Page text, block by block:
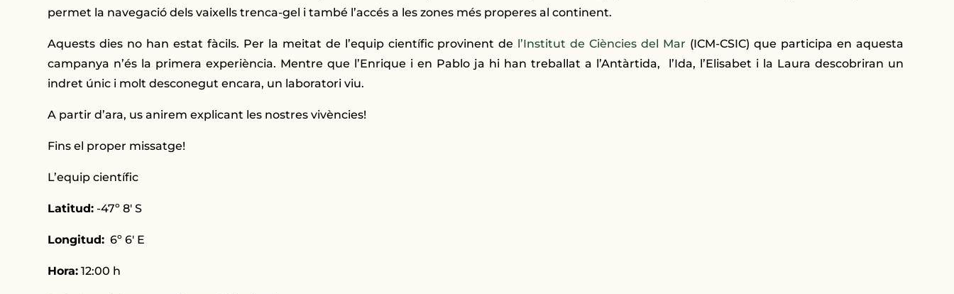
permet la navegació dels vaixells trenca-gel i també l’accés a les zones més properes al continent.
Aquests dies no han estat fàcils. Per la meitat de l’equip científic provinent de l’Institut de Ciències del Mar (ICM-CSIC) que participa en aquesta
campanya n’és la primera experiència. Mentre que l’Enrique i en Pablo ja hi han treballat a l’Antàrtida, l’Ida, l’Elisabet i la Laura descobriran un
indret únic i molt desconegut encara, un laboratori viu.
A partir d’ara, us anirem explicant les nostres vivències!
Fins el proper missatge!
L’equip científic
Latitud: -47º 8′ S
Longitud: 6º 6′ E
Hora: 12:00 h